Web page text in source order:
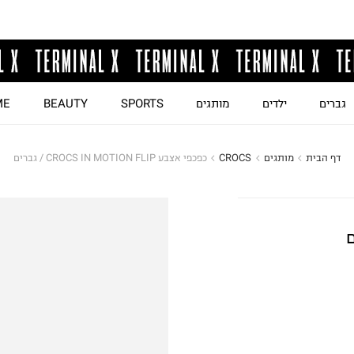
גברים ילדים מותגים SPORTS
BEAUTY
דף הבית מותגים CROCS כפכפי אצבע CROCS IN MOTION FLIP / גברים